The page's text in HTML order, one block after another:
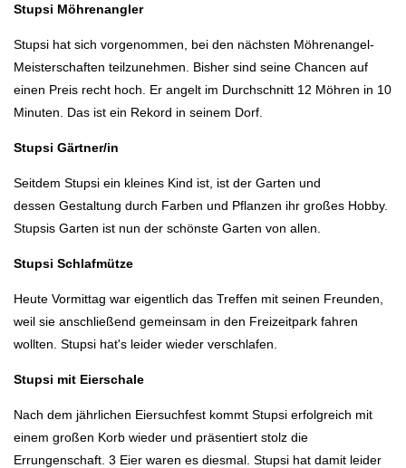
Stupsi Möhrenangler
Stupsi hat sich vorgenommen, bei den nächsten Möhrenangel-
Meisterschaften teilzunehmen. Bisher sind seine Chancen auf
einen Preis recht hoch. Er angelt im Durchschnitt 12 Möhren in 10
Minuten. Das ist ein Rekord in seinem Dorf.
Stupsi Gärtner/in
Seitdem Stupsi ein kleines Kind ist, ist der Garten und
dessen Gestaltung durch Farben und Pflanzen ihr großes Hobby.
Stupsis Garten ist nun der schönste Garten von allen.
Stupsi Schlafmütze
Heute Vormittag war eigentlich das Treffen mit seinen Freunden,
weil sie anschließend gemeinsam in den Freizeitpark fahren
wollten. Stupsi hat's leider wieder verschlafen.
Stupsi mit Eierschale
Nach dem jährlichen Eiersuchfest kommt Stupsi erfolgreich mit
einem großen Korb wieder und präsentiert stolz die
Errungenschaft. 3 Eier waren es diesmal. Stupsi hat damit leider